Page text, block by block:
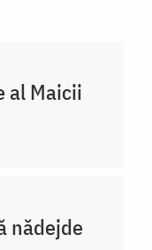
al Maicii
nădejde